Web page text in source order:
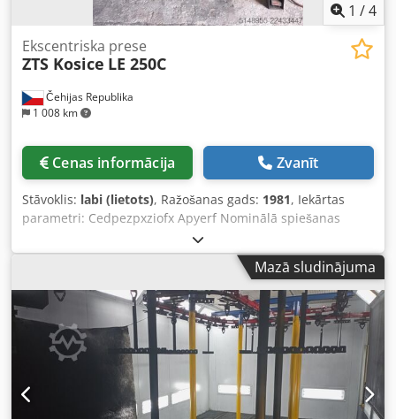
1 /4
Čehijas Republika
1 008 km
Ekscentriska prese
ZTS Kosice LE 250C
Cenas informācija Zvanīt
Stāvoklis: labi (lietots), Ražošanas gads: 1981, Iekārtas
parametri: Cedpezpxziofx Apyerf Nominālā spiešanas
spēks: 250 t Gājiens: 45 mm Apraksts: Iekārta ir labā
tehniskā stāvoklī, iespējama izmēģināšana pēc iepriekšējas
vienošanās. Izmēri: 2580 x 1350 x 2975 mm Jauda: 22 kW
Čehu dokumentācija Iekārtas svars: 12 880 kg
Mazā sludinājuma